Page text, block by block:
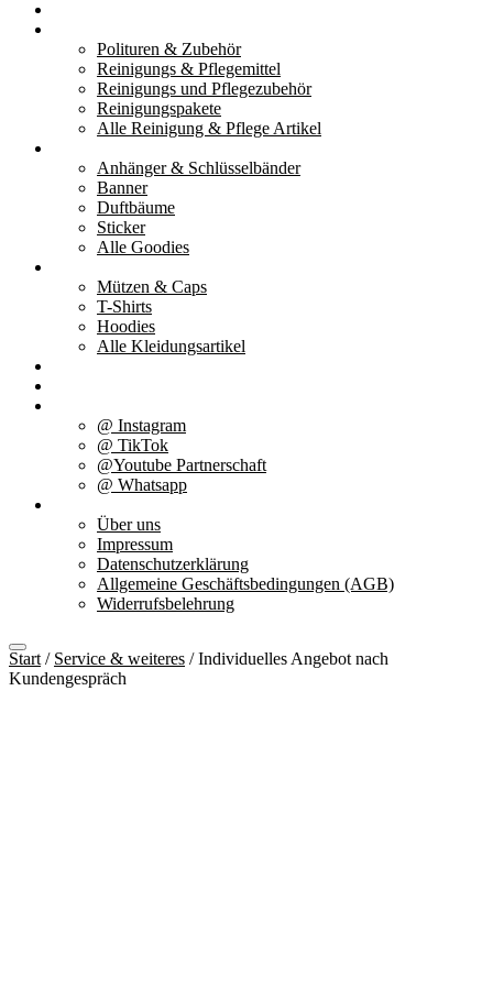
Polituren & Zubehör
Reinigungs & Pflegemittel
Reinigungs und Pflegezubehör
Reinigungspakete
Alle Reinigung & Pflege Artikel
Anhänger & Schlüsselbänder
Banner
Duftbäume
Sticker
Alle Goodies
Mützen & Caps
T-Shirts
Hoodies
Alle Kleidungsartikel
@ Instagram
@ TikTok
@Youtube Partnerschaft
@ Whatsapp
Über uns
Impressum
Datenschutzerklärung
Allgemeine Geschäftsbedingungen (AGB)
Widerrufsbelehrung
Start / Service & weiteres / Individuelles Angebot nach
Kundengespräch